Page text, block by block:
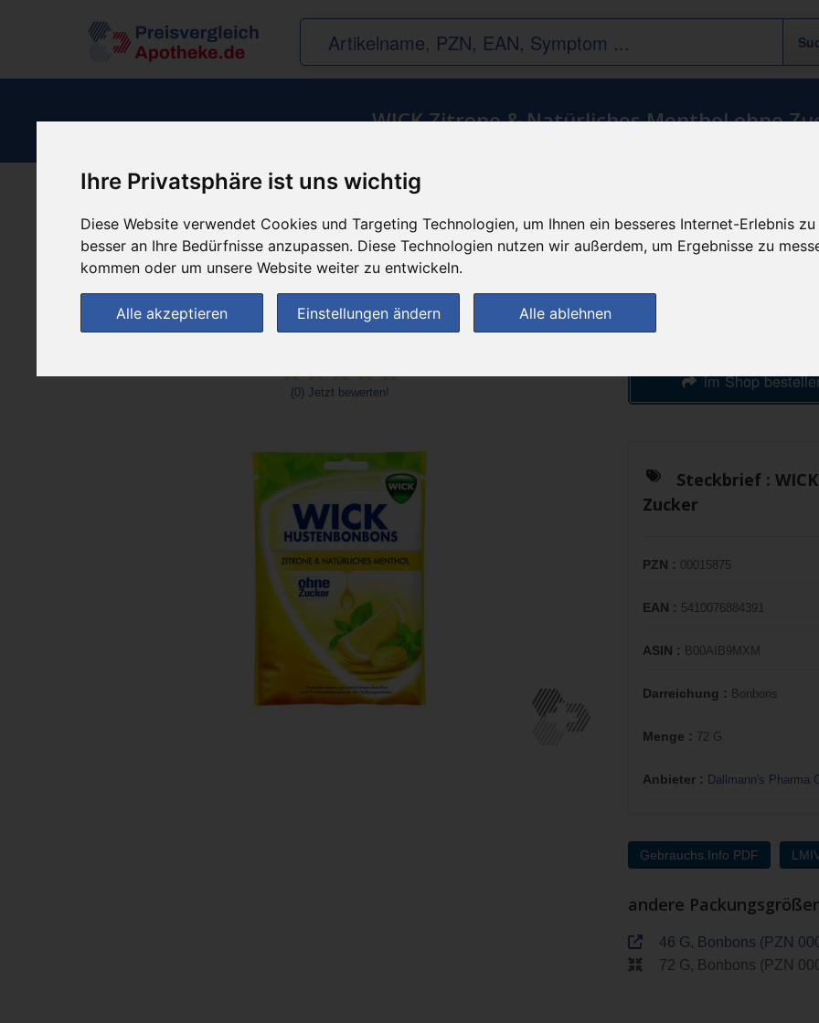
Ihre Privatsphäre ist uns wichtig
Diese Website verwendet Cookies und Targeting Technologien, um Ihnen ein besseres Internet-Erlebnis
besser an Ihre Bedürfnisse anzupassen. Diese Technologien nutzen wir außerdem, um Ergebnisse zu
kommen oder um unsere Website weiter zu entwickeln.
Alle akzeptieren Einstellungen ändern Alle ablehnen
WICK Zitrone & Natürliches Menthol ohne
Produkt empfehlen günstigster Produktpreis ab
1,49
(0) Jetzt bewerten!
im Shop
Steckbrief :
Zucker
PZN : 00015875
EAN : 5410076884391
ASIN : B00AIB9MXM
Darreichung : Bonbons
Menge : 72 G
Anbieter : Dallmann's Pharma
Gebrauchs.Info PDF
andere
46 G, Bonbons (PZN
72 G, Bonbons (PZN